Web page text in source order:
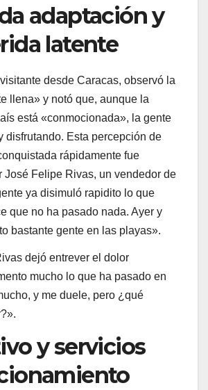
adaptación y
latente
desde Caracas, observó la
llena» y notó que, aunque la
está «conmocionada», la gente
disfrutando. Esta percepción de
rápidamente fue
José Felipe Rivas, un vendedor de
ya disimuló rapidito lo que
que no ha pasado nada. Ayer y
bastante gente en las playas».
dejó entrever el dolor
mucho lo que ha pasado en
y me duele, pero ¿qué
y servicios